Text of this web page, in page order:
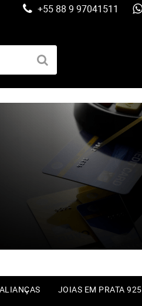
+55 88 9 97041511
ALIANÇAS JOIAS EM PRATA 925